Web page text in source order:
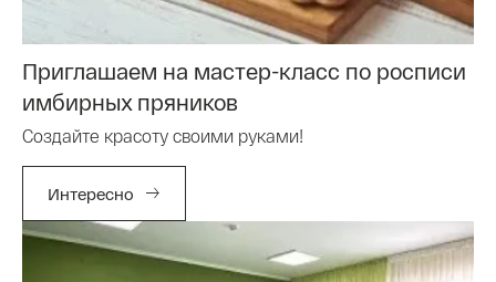
Приглашаем на мастер-класс по росписи
имбирных пряников
Создайте красоту своими руками!
Интересно